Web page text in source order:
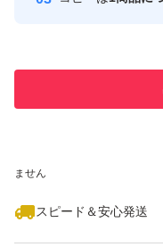
ません
スピード＆安心発送